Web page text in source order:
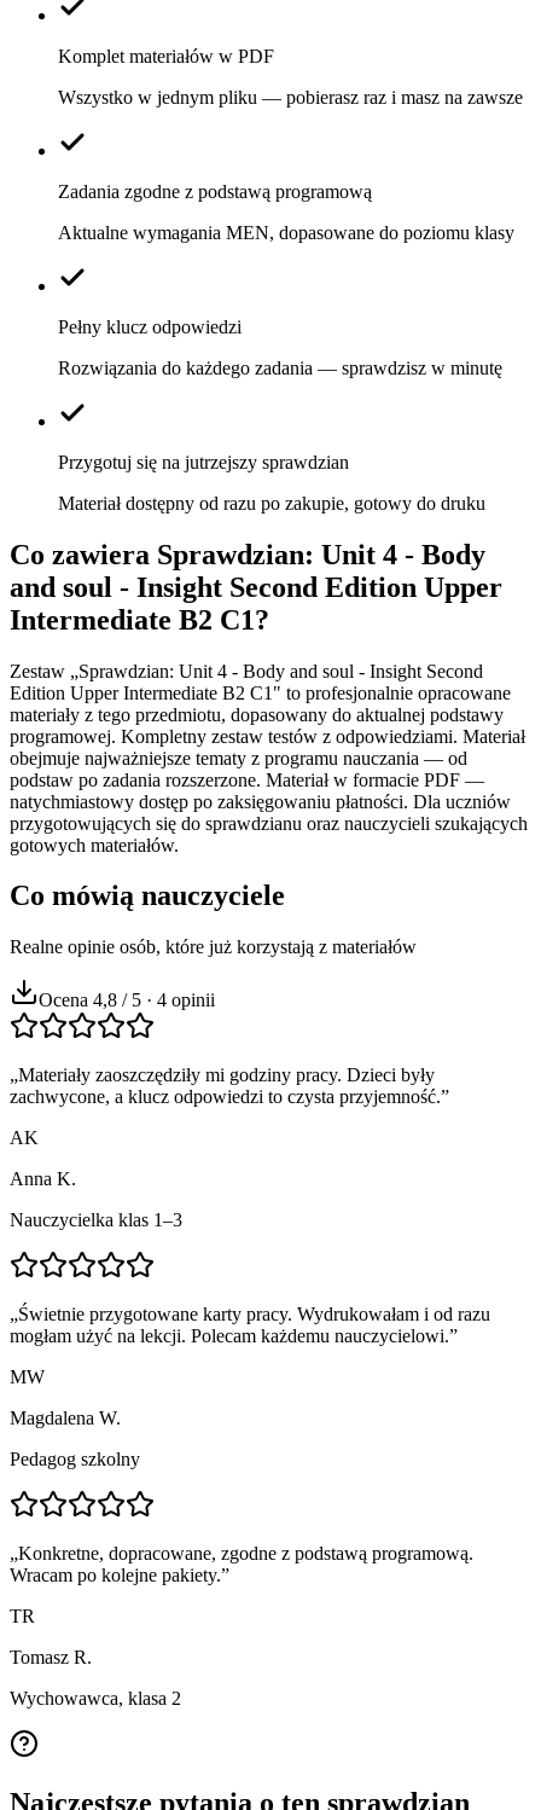
Komplet materiałów w PDF
Wszystko w jednym pliku — pobierasz raz i masz na zawsze
Zadania zgodne z podstawą programową
Aktualne wymagania MEN, dopasowane do poziomu klasy
Pełny klucz odpowiedzi
Rozwiązania do każdego zadania — sprawdzisz w minutę
Przygotuj się na jutrzejszy sprawdzian
Materiał dostępny od razu po zakupie, gotowy do druku
Co zawiera Sprawdzian: Unit 4 - Body
and soul - Insight Second Edition Upper
Intermediate B2 C1?
Zestaw „Sprawdzian: Unit 4 - Body and soul - Insight Second
Edition Upper Intermediate B2 C1" to profesjonalnie opracowane
materiały z tego przedmiotu, dopasowany do aktualnej podstawy
programowej. Kompletny zestaw testów z odpowiedziami. Materiał
obejmuje najważniejsze tematy z programu nauczania — od
podstaw po zadania rozszerzone. Materiał w formacie PDF —
natychmiastowy dostęp po zaksięgowaniu płatności. Dla uczniów
przygotowujących się do sprawdzianu oraz nauczycieli szukających
gotowych materiałów.
Co mówią nauczyciele
Realne opinie osób, które już korzystają z materiałów
Ocena 4,8 / 5 · 4 opinii
„Materiały zaoszczędziły mi godziny pracy. Dzieci były
zachwycone, a klucz odpowiedzi to czysta przyjemność.”
AK
Anna K.
Nauczycielka klas 1–3
„Świetnie przygotowane karty pracy. Wydrukowałam i od razu
mogłam użyć na lekcji. Polecam każdemu nauczycielowi.”
MW
Magdalena W.
Pedagog szkolny
„Konkretne, dopracowane, zgodne z podstawą programową.
Wracam po kolejne pakiety.”
TR
Tomasz R.
Wychowawca, klasa 2
Najczęstsze pytania o ten sprawdzian